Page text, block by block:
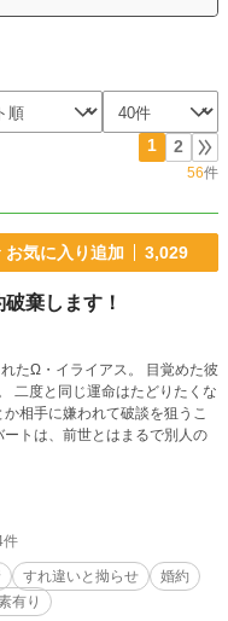
1 2
56件
お気に入り追加 3,029
棄します！
たΩ・イライアス。 目覚めた彼
相手に嫌われて破談を狙うこ
件
すれ違いと拗らせ
婚約
有り